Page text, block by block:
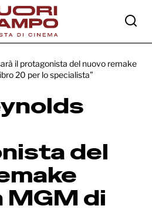
MGM di “Una
il protagonista del nuovo remake
20 per lo specialista”
del
MGM di